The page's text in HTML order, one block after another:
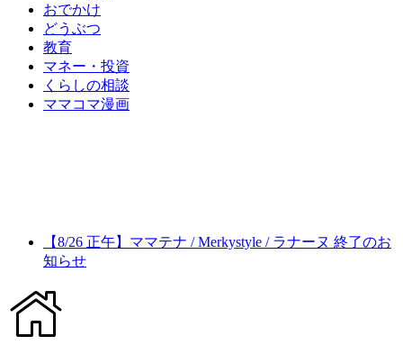
おでかけ
どうぶつ
教育
マネー・投資
くらしの相談
ママコマ漫画
【8/26 正午】ママテナ / Merkystyle / ラナーヌ 終了のお
知らせ